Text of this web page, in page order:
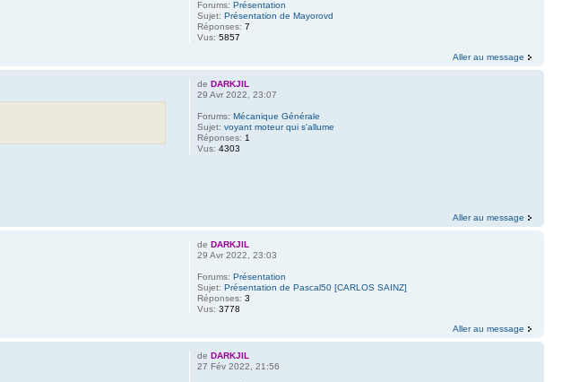
Forums: Présentation
Sujet: Présentation de Mayorovd
Réponses: 7
Vus: 5857
Aller au message
de DARKJIL
29 Avr 2022, 23:07
Forums: Mécanique Générale
Sujet: voyant moteur qui s'allume
Réponses: 1
Vus: 4303
Aller au message
de DARKJIL
29 Avr 2022, 23:03
Forums: Présentation
Sujet: Présentation de Pascal50 [CARLOS SAINZ]
Réponses: 3
Vus: 3778
Aller au message
de DARKJIL
27 Fév 2022, 21:56